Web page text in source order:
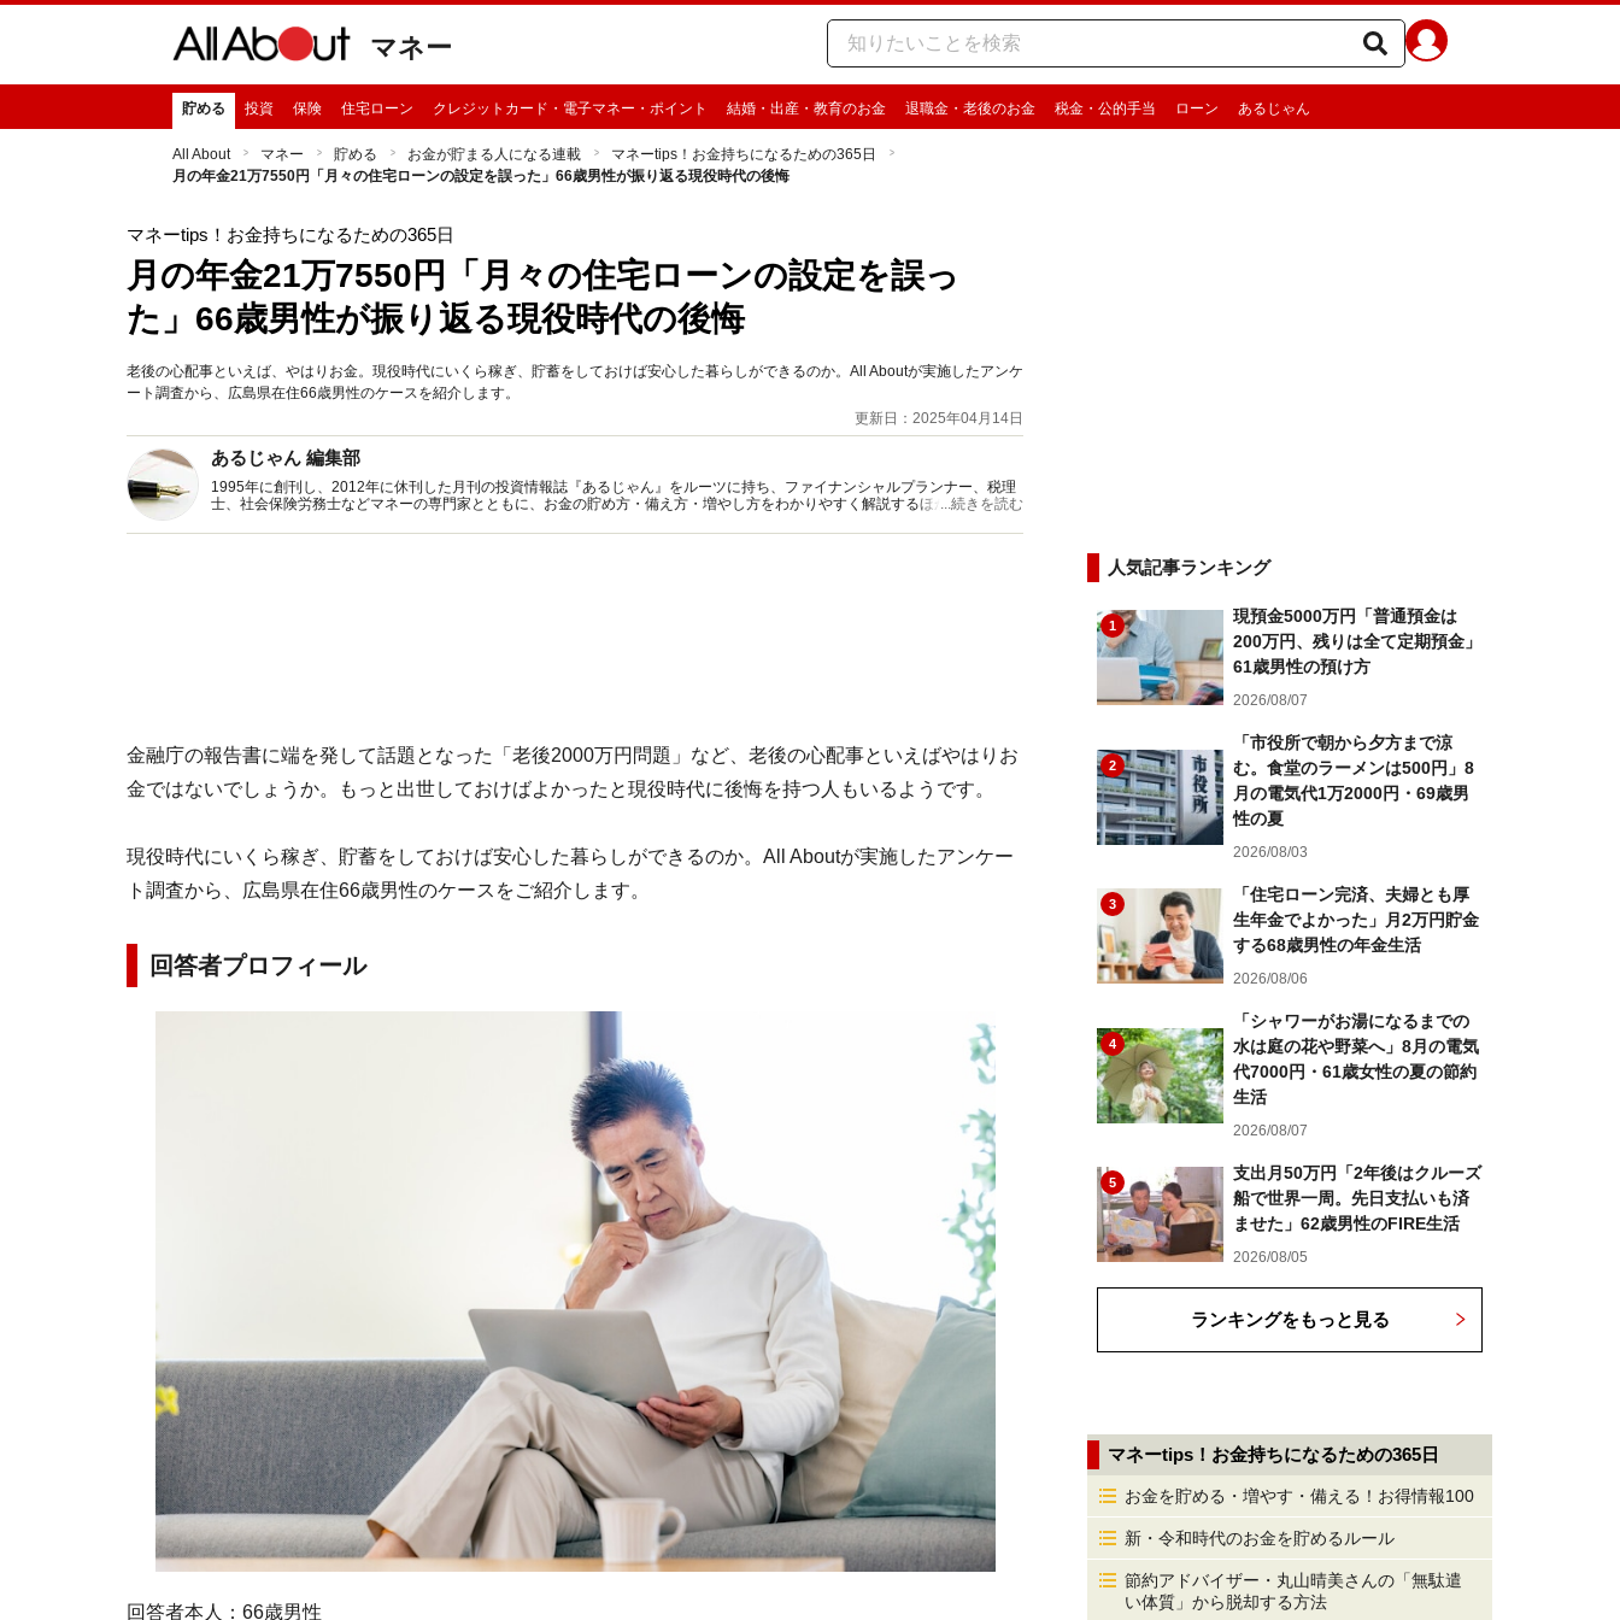
マネー
貯める 投資 保険 住宅ローン クレジットカード・電子マネー・ポイント 結婚・出産・教育のお金 退職金・老後のお金 税金・公的手当 ローン あるじゃん
All About マネー 貯める お金が貯まる人になる連載
マネーtips！お金持ちになるための365日
月の年金21万7550円「月々の住宅ローンの設定を誤った」66歳男性が振り返る現役時代の後悔
マネーtips！お金持ちになるための365日
月の年金21万7550円「月々の住宅ローンの設定を誤っ
た」66歳男性が振り返る現役時代の後悔
老後の心配事といえば、やはりお金。現役時代にいくら稼ぎ、貯蓄をしておけば安心した暮らしができるのか。All Aboutが実施したアンケ
ート調査から、広島県在住66歳男性のケースを紹介します。
更新日：2025年04月14日
あるじゃん 編集部
1995年に創刊し、2012年に休刊した月刊の投資情報誌『あるじゃん』をルーツに持ち、ファイナンシャルプランナー、税理
士、社会保険労務士などマネーの専門家とともに、お金の貯め方・備え方・増やし方をわかりやすく解説するほか、マネー最
...続きを読む
金融庁の報告書に端を発して話題となった「老後2000万円問題」など、老後の心配事といえばやはりお
金ではないでしょうか。もっと出世しておけばよかったと現役時代に後悔を持つ人もいるようです。
現役時代にいくら稼ぎ、貯蓄をしておけば安心した暮らしができるのか。All Aboutが実施したアンケー
ト調査から、広島県在住66歳男性のケースをご紹介します。
回答者プロフィール
回答者本人：66歳男性
人気記事ランキング
1
現預金5000万円「普通預金は
200万円、残りは全て定期預金」
61歳男性の預け方
2026/08/07
2
「市役所で朝から夕方まで涼
む。食堂のラーメンは500円」8
月の電気代1万2000円・69歳男
性の夏
2026/08/03
3
「住宅ローン完済、夫婦とも厚
生年金でよかった」月2万円貯金
する68歳男性の年金生活
2026/08/06
4
「シャワーがお湯になるまでの
水は庭の花や野菜へ」8月の電気
代7000円・61歳女性の夏の節約
生活
2026/08/07
5
支出月50万円「2年後はクルーズ
船で世界一周。先日支払いも済
ませた」62歳男性のFIRE生活
2026/08/05
ランキングをもっと見る
マネーtips！お金持ちになるための365日
お金を貯める・増やす・備える！お得情報100
新・令和時代のお金を貯めるルール
節約アドバイザー・丸山晴美さんの「無駄遣
い体質」から脱却する方法